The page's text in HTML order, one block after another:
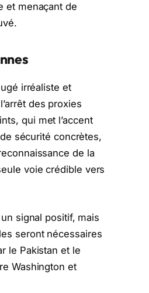
et menaçant de
irréaliste et
des proxies
qui met l’accent
sécurité concrètes,
de la
voie crédible vers
signal positif, mais
seront nécessaires
le Pakistan et le
Washington et